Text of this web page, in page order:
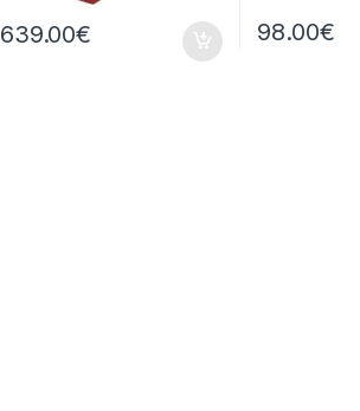
639.00€ 98.00€